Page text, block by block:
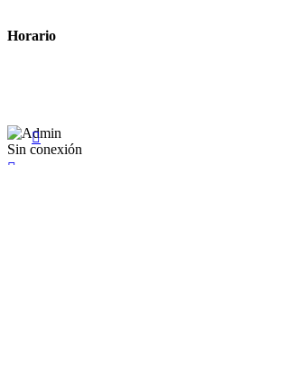
Horario
Sin conexión

